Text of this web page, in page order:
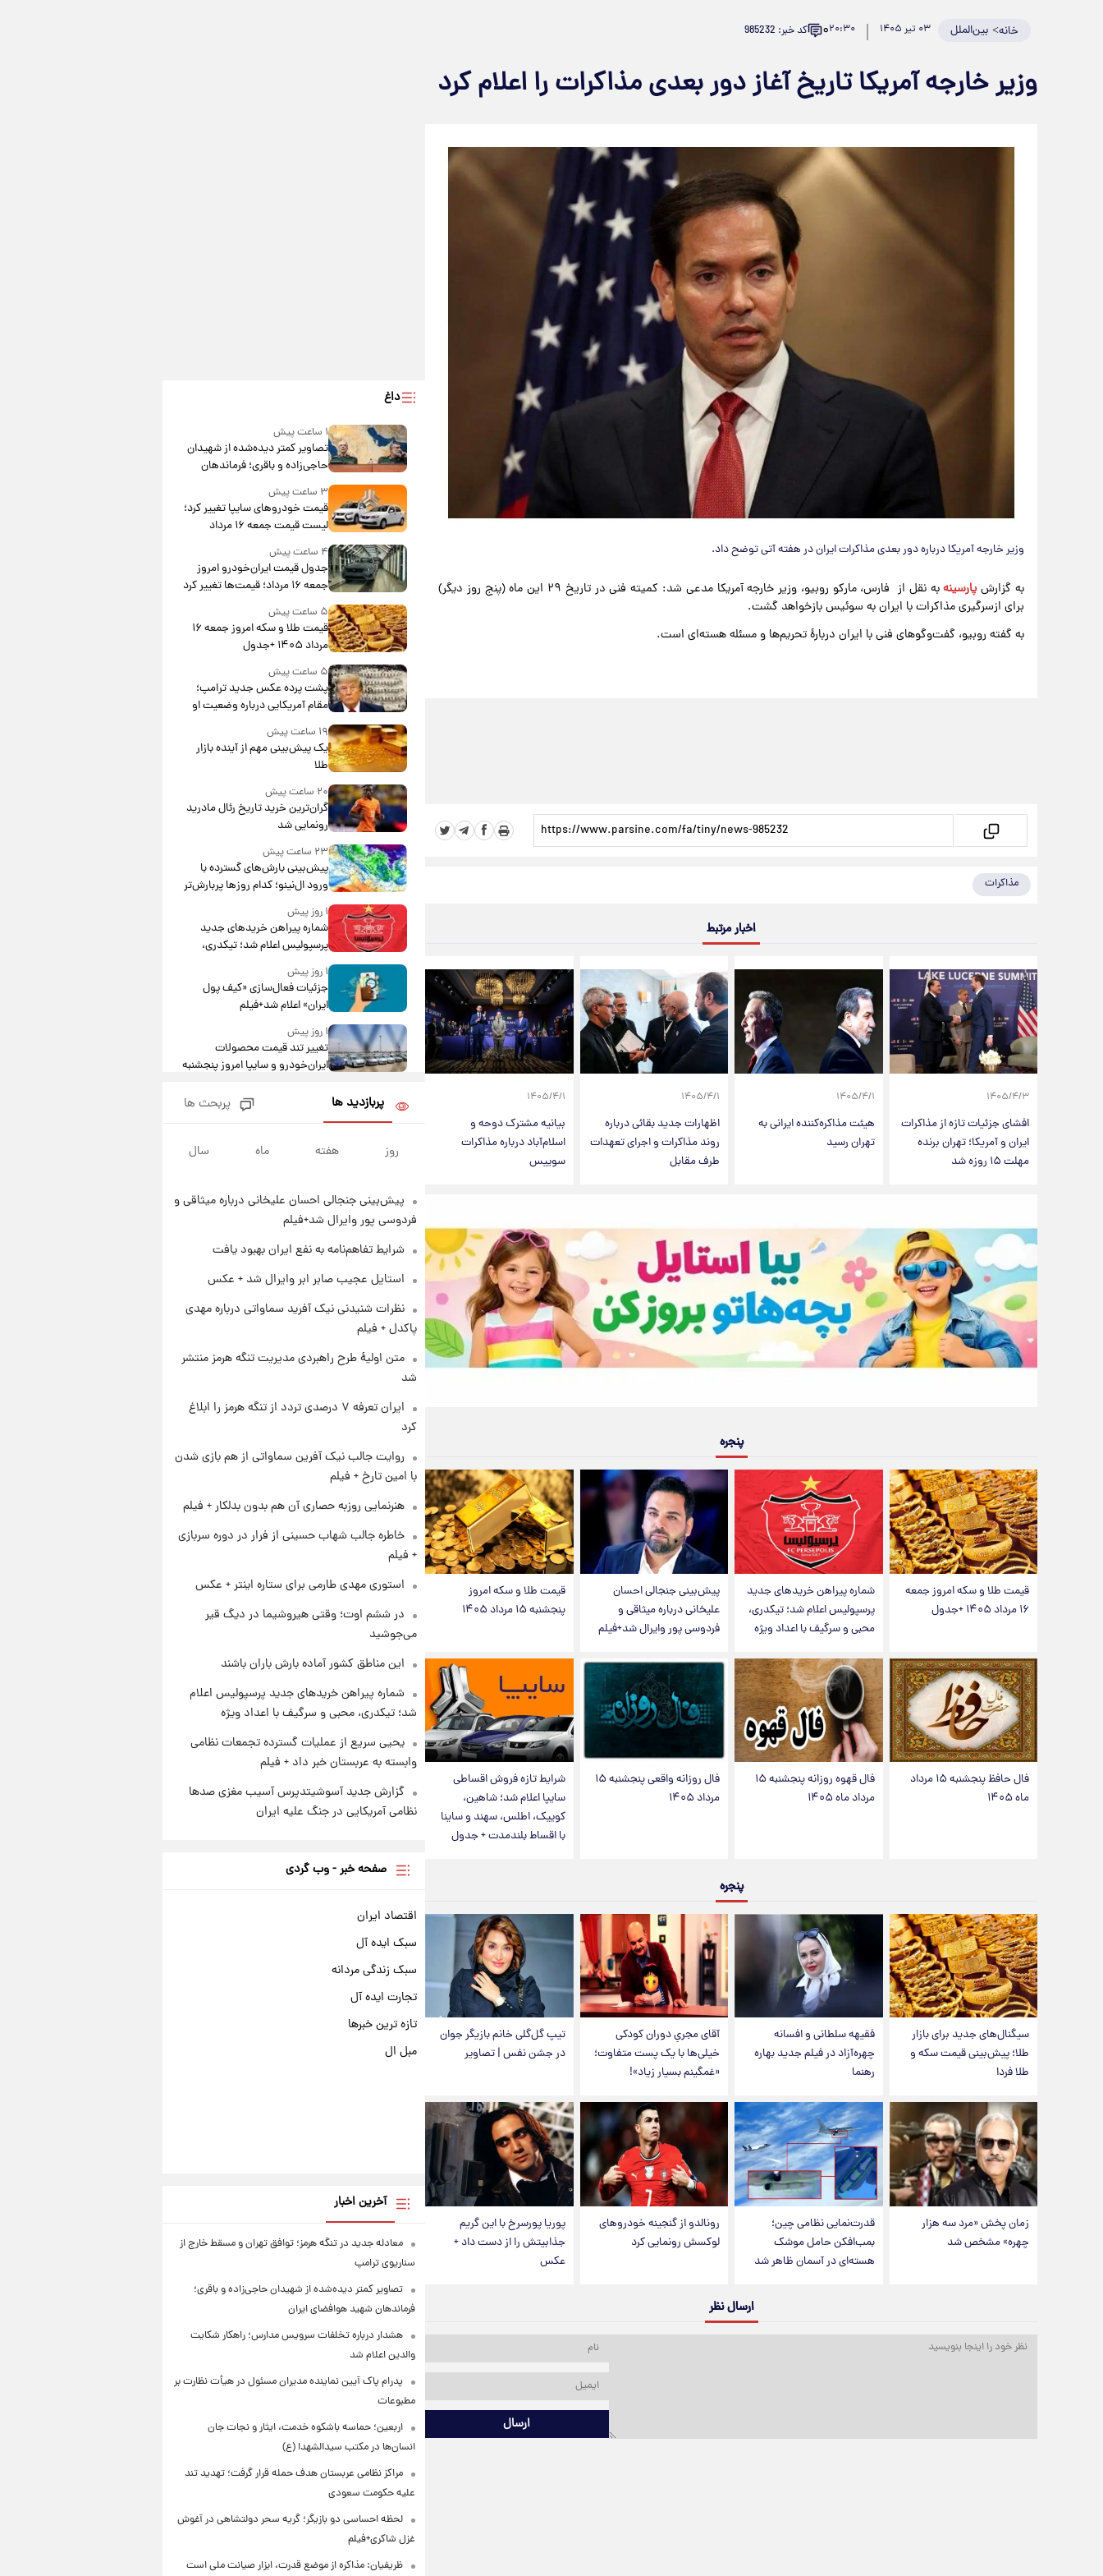
خانه> بین‌الملل ۰۳ تیر ۱۴۰۵ ۲۰:۳۰۰ کد خبر: 985232
وزیر خارجه آمریکا تاریخ آغاز دور بعدی مذاکرات را اعلام کرد
وزیر خارجه آمریکا درباره دور بعدی مذاکرات ایران در هفته آتی توضح داد.
به گزارش پارسینه به نقل از
فارس، مارکو روبیو، وزیر خارجه آمریکا مدعی شد: کمیته فنی در تاریخ ۲۹ این ماه (پنج روز دیگر)
برای ازسرگیری مذاکرات با ایران به سوئیس بازخواهد گشت.
به گفته روبیو، گفت‌وگوهای فنی با ایران دربارهٔ تحریم‌ها و مسئله هسته‌ای است.
مذاکرات
اخبار مرتبط
۱۴۰۵/۴/۳
افشای جزئیات تازه از مذاکرات
ایران و آمریکا؛ تهران برنده
مهلت ۱۵ روزه شد
۱۴۰۵/۴/۱
هیئت مذاکره‌کننده ایرانی به
تهران رسید
۱۴۰۵/۴/۱
اظهارات جدید بقائی درباره
روند مذاکرات و اجرای تعهدات
طرف مقابل
۱۴۰۵/۴/۱
بیانیه مشترک دوحه و
اسلام‌آباد درباره مذاکرات
سوییس
پنجره
قیمت طلا و سکه امروز جمعه
۱۶ مرداد ۱۴۰۵ +جدول
شماره پیراهن خریدهای جدید
پرسپولیس اعلام شد؛ تیکدری،
محبی و سرگیف با اعداد ویژه
پیش‌بینی جنجالی احسان
علیخانی درباره میثاقی و
فردوسی پور وایرال شد+فیلم
قیمت طلا و سکه امروز
پنجشنبه ۱۵ مرداد ۱۴۰۵
فال حافظ پنجشنبه ۱۵ مرداد
ماه ۱۴۰۵
فال قهوه روزانه پنجشنبه ۱۵
مرداد ماه ۱۴۰۵
فال روزانه واقعی پنجشنبه ۱۵
مرداد ۱۴۰۵
شرایط تازه فروش اقساطی
سایپا اعلام شد؛ شاهین،
کوییک، اطلس، سهند و ساینا
با اقساط بلندمدت + جدول
پنجره
سیگنال‌های جدید برای بازار
طلا؛ پیش‌بینی قیمت سکه و
طلا فردا
فقیهه سلطانی و افسانه
چهره‌آزاد در فیلم جدید بهاره
رهنما
آقای مجریِ دوران کودکی
خیلی‌ها با یک پست متفاوت؛
«غمگینم بسیار زیاد»!
تیپ گل‌گلی خانم بازیگر جوان
در جشن نفس | تصاویر
زمان پخش «مرد سه هزار
چهره» مشخص شد
قدرت‌نمایی نظامی چین؛
بمب‌افکن حامل موشک
هسته‌ای در آسمان ظاهر شد
رونالدو از گنجینه خودروهای
لوکسش رونمایی کرد
پوریا پورسرخ با این گریم
جذابیتش را از دست داد +
عکس
ارسال نظر
ارسال
داغ
۱ ساعت پیش
تصاویر کمتر دیده‌شده از شهیدان
حاجی‌زاده و باقری؛ فرماندهان
۳ ساعت پیش
قیمت خودروهای سایپا تغییر کرد؛
لیست قیمت جمعه ۱۶ مرداد
منتشر شد
۴ ساعت پیش
جدول قیمت ایران‌خودرو امروز
جمعه ۱۶ مرداد؛ قیمت‌ها تغییر کرد
۵ ساعت پیش
قیمت طلا و سکه امروز جمعه ۱۶
مرداد ۱۴۰۵ +جدول
۵ ساعت پیش
پشت پرده عکس جدید ترامپ؛
مقام آمریکایی درباره وضعیت او
چه گفت؟
۱۹ ساعت پیش
یک پیش‌بینی مهم از آینده بازار
طلا
۲۰ ساعت پیش
گران‌ترین خرید تاریخ رئال مادرید
رونمایی شد
۲۳ ساعت پیش
پیش‌بینی بارش‌های گسترده با
ورود ال‌نینو؛ کدام روزها پربارش‌تر
خواهند بود؟
۱ روز پیش
شماره پیراهن خریدهای جدید
پرسپولیس اعلام شد؛ تیکدری،
محبی و سرگیف با اعداد ویژه
۱ روز پیش
جزئیات فعال‌سازی «کیف پول
ایران» اعلام شد+فیلم
۱ روز پیش
تغییر تند قیمت محصولات
ایران‌خودرو و سایپا امروز پنجشنبه
قیمت طلا و سکه امروز پنجشنبه
۱۵ مرداد ۱۴۰۵
۱ روز پیش
۱ روز پیش
شرایط تازه فروش اقساطی سایپا
اعلام شد؛ شاهین، کوییک، اطلس،
جدول
سیگنال‌های جدید برای بازار طلا؛
پیش‌بینی قیمت سکه و طلا فردا
پربازدید ها پربحث ها
روز هفته ماه سال
پیش‌بینی جنجالی احسان علیخانی درباره میثاقی و
فردوسی پور وایرال شد+فیلم
شرایط تفاهم‌نامه به نفع ایران بهبود یافت
استایل عجیب صابر ابر وایرال شد + عکس
نظرات شنیدنی نیک آفرید سماواتی درباره مهدی
پاکدل + فیلم
متن اولیۀ طرح راهبردی مدیریت تنگه هرمز منتشر
شد
ایران تعرفه ۷ درصدی تردد از تنگه هرمز را ابلاغ
کرد
روایت جالب نیک آفرین سماواتی از هم بازی شدن
با امین تارخ + فیلم
هنرنمایی روزبه حصاری آن هم بدون بدلکار + فیلم
خاطره جالب شهاب حسینی از فرار در دوره سربازی
+ فیلم
استوری مهدی طارمی برای ستاره اینتر + عکس
در ششم اوت؛ وقتی هیروشیما در دیگ قیر
می‌جوشید
این مناطق کشور آماده بارش باران باشند
شماره پیراهن خریدهای جدید پرسپولیس اعلام
شد؛ تیکدری، محبی و سرگیف با اعداد ویژه
یحیی سریع از عملیات گسترده تجمعات نظامی
وابسته به عربستان خبر داد + فیلم
گزارش جدید آسوشیتدپرس آسیب مغزی صدها
نظامی آمریکایی در جنگ علیه ایران
صفحه خبر - وب گردی
اقتصاد ایران
سبک ایده آل
سبک زندگی مردانه
تجارت ایده آل
تازه ترین خبرها
مبل ال
آخرین اخبار
معادله جدید در تنگه هرمز؛ توافق تهران و مسقط خارج از
سناریوی ترامپ
تصاویر کمتر دیده‌شده از شهیدان حاجی‌زاده و باقری؛
فرماندهان شهید هوافضای ایران
هشدار درباره تخلفات سرویس مدارس؛ راهکار شکایت
والدین اعلام شد
پدرام پاک آیین نماینده مدیران مسئول در هیأت نظارت بر
مطبوعات
اربعین؛ حماسه باشکوه خدمت، ایثار و نجات جان
انسان‌ها در مکتب سیدالشهدا (ع)
مراکز نظامی عربستان هدف حمله قرار گرفت؛ تهدید تند
علیه حکومت سعودی
لحظه احساسی دو بازیگر؛ گریه سحر دولتشاهی در آغوش
غزل شاکری+فیلم
ظریفیان: مذاکره از موضع قدرت، ابزار صیانت ملی است